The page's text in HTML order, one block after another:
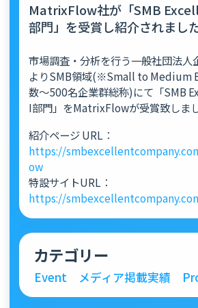
MatrixFlow社が「SMB
部門」を受賞し紹介されました
市場調査・分析を行う一般社団法人
よりSMB領域(※Small to Medium
数～500名企業群総称)にて「SMB
I部門」をMatrixFlowが受賞致しまし
紹介ページ URL：
https://
ow
特設サイトURL：
https://
カテゴリー
Event メディア掲載実績